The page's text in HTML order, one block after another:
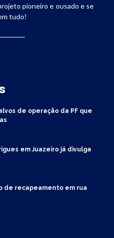
pioneiro e ousado e se
tudo!
de operação da PF que
em Juazeiro já divulga
de recapeamento em rua